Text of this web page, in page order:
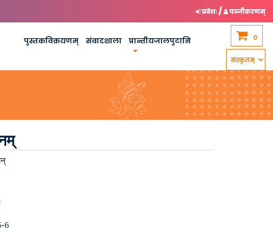
प्रवेशः/ पञ्जीकरणम्
पुस्तकविक्रयणम् संवादशाला प्रान्तीयजालपुटानि 0
6